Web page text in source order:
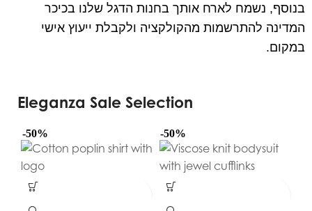
בנוסף, נשמח לארח אותך בחנות הדגל שלנו בכיכר
המדינה להתרשמות מהקולקציה ולקבלת ייעוץ אישי
במקום.
Eleganza Sale Selection
-50% -50%